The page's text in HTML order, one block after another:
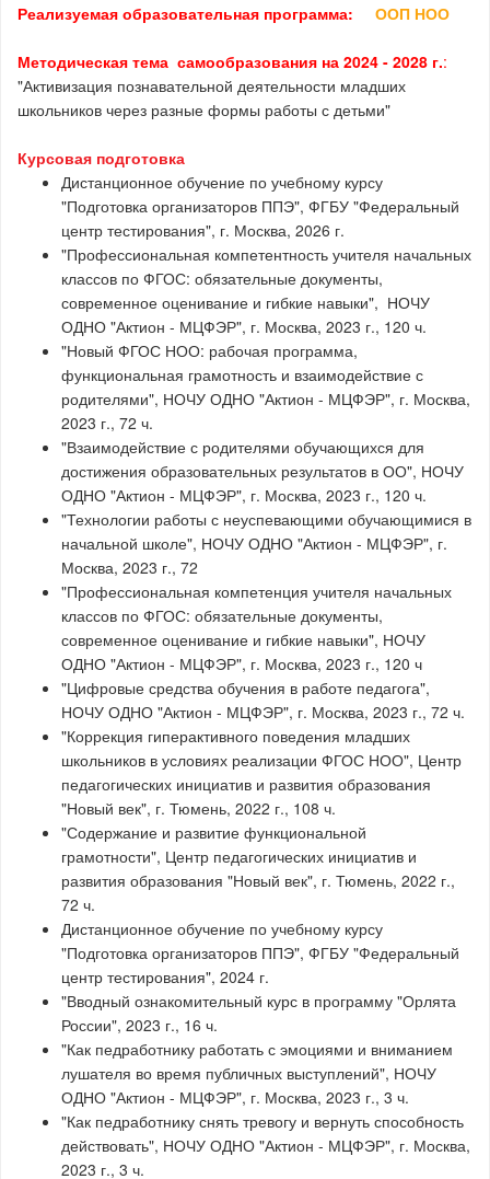
Реализуемая образовательная программа: ООП НОО
Методическая тема самообразования на 2024 - 2028 г.:
"Активизация познавательной деятельности младших
школьников через разные формы работы с детьми"
Курсовая подготовка
Дистанционное обучение по учебному курсу
"Подготовка организаторов ППЭ", ФГБУ "Федеральный
центр тестирования", г. Москва, 2026 г.
"Профессиональная компетентность учителя начальных
классов по ФГОС: обязательные документы,
современное оценивание и гибкие навыки", НОЧУ
ОДНО "Актион - МЦФЭР", г. Москва, 2023 г., 120 ч.
"Новый ФГОС НОО: рабочая программа,
функциональная грамотность и взаимодействие с
родителями", НОЧУ ОДНО "Актион - МЦФЭР", г. Москва,
2023 г., 72 ч.
"Взаимодействие с родителями обучающихся для
достижения образовательных результатов в ОО", НОЧУ
ОДНО "Актион - МЦФЭР", г. Москва, 2023 г., 120 ч.
"Технологии работы с неуспевающими обучающимися в
начальной школе", НОЧУ ОДНО "Актион - МЦФЭР", г.
Москва, 2023 г., 72
"Профессиональная компетенция учителя начальных
классов по ФГОС: обязательные документы,
современное оценивание и гибкие навыки", НОЧУ
ОДНО "Актион - МЦФЭР", г. Москва, 2023 г., 120 ч
"Цифровые средства обучения в работе педагога",
НОЧУ ОДНО "Актион - МЦФЭР", г. Москва, 2023 г., 72 ч.
"Коррекция гиперактивного поведения младших
школьников в условиях реализации ФГОС НОО", Центр
педагогических инициатив и развития образования
"Новый век", г. Тюмень, 2022 г., 108 ч.
"Содержание и развитие функциональной
грамотности", Центр педагогических инициатив и
развития образования "Новый век", г. Тюмень, 2022 г.,
72 ч.
Дистанционное обучение по учебному курсу
"Подготовка организаторов ППЭ", ФГБУ "Федеральный
центр тестирования", 2024 г.
"Вводный ознакомительный курс в программу "Орлята
России", 2023 г., 16 ч.
"Как педработнику работать с эмоциями и вниманием
лушателя во время публичных выступлений", НОЧУ
ОДНО "Актион - МЦФЭР", г. Москва, 2023 г., 3 ч.
"Как педработнику снять тревогу и вернуть способность
действовать", НОЧУ ОДНО "Актион - МЦФЭР", г. Москва,
2023 г., 3 ч.